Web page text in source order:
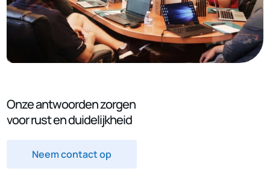
Onze antwoorden zorgen
voor rust en duidelijkheid
Neem contact op